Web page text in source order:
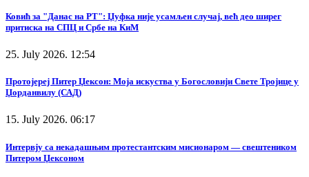
Ковић за "Данас на РТ": Џуфка није усамљен случај, већ део ширег
притиска на СПЦ и Србе на КиМ
25. July 2026. 12:54
Протојереј Питер Џексон: Моја искуства у Богословији Свете Тројице у
Џорданвилу (САД)
15. July 2026. 06:17
Интервју са некадашњим протестантским мисионаром — свештеником
Питером Џексоном